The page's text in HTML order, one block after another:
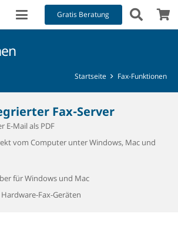
Gratis Beratung
Startseite Fax-Funktionen
Fax-Server
E-Mail als PDF
vom Computer unter Windows, Mac und
für Windows und Mac
Fax-Geräten